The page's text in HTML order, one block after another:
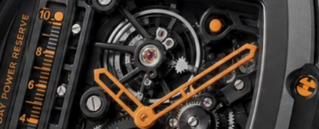
La Big Bang Meca-10 P2P est
pour le détenteur Bitcoin long
terme qui veut la signature
crypto la plus pure possible —